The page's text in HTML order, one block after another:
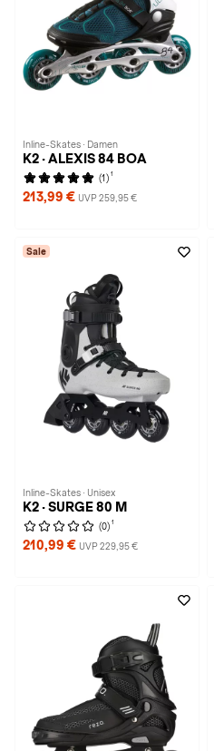
Inline-Skates · Damen
K2 · ALEXIS 84 BOA
(1) 1
213,99 € UVP 259,95 €
Sale
Inline-Skates · Unisex
K2 · SURGE 80 M
(0) 1
210,99 € UVP 229,95 €